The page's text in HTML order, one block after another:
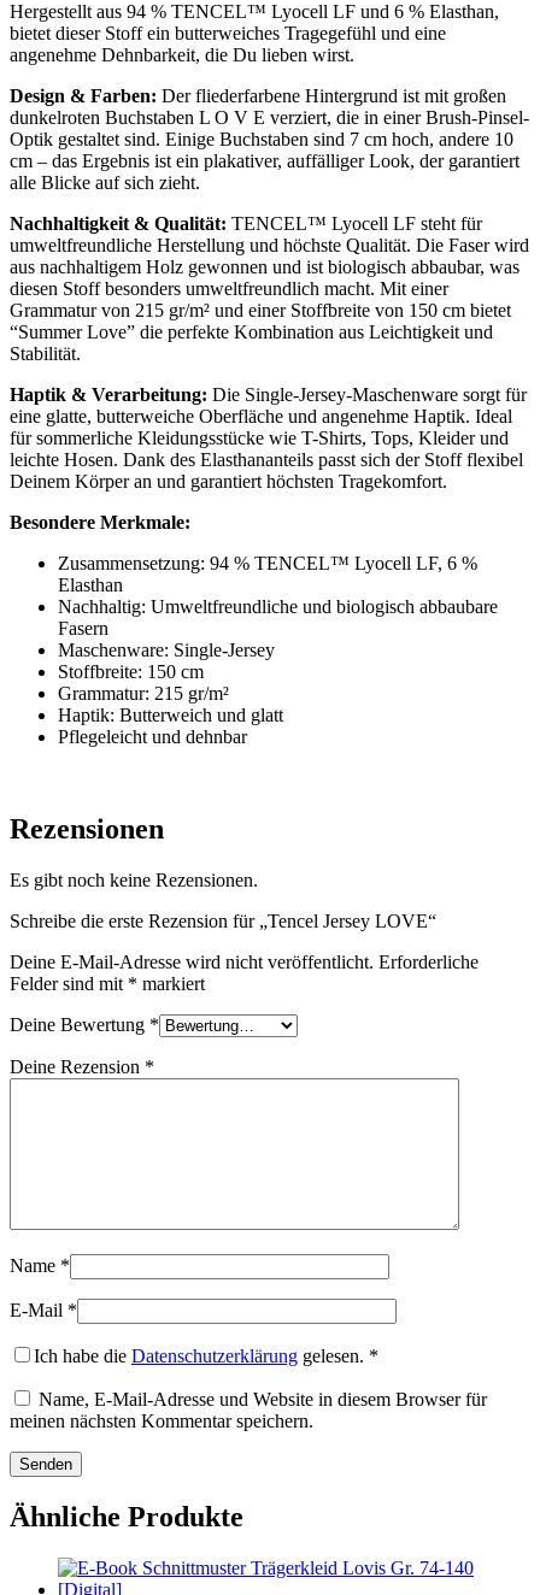
Hergestellt aus 94 % TENCEL™ Lyocell LF und 6 % Elasthan,
bietet dieser Stoff ein butterweiches Tragegefühl und eine
angenehme Dehnbarkeit, die Du lieben wirst.
Design & Farben: Der fliederfarbene Hintergrund ist mit großen
dunkelroten Buchstaben L O V E verziert, die in einer Brush-Pinsel-
Optik gestaltet sind. Einige Buchstaben sind 7 cm hoch, andere 10
cm – das Ergebnis ist ein plakativer, auffälliger Look, der garantiert
alle Blicke auf sich zieht.
Nachhaltigkeit & Qualität: TENCEL™ Lyocell LF steht für
umweltfreundliche Herstellung und höchste Qualität. Die Faser wird
aus nachhaltigem Holz gewonnen und ist biologisch abbaubar, was
diesen Stoff besonders umweltfreundlich macht. Mit einer
Grammatur von 215 gr/m² und einer Stoffbreite von 150 cm bietet
“Summer Love” die perfekte Kombination aus Leichtigkeit und
Stabilität.
Haptik & Verarbeitung: Die Single-Jersey-Maschenware sorgt für
eine glatte, butterweiche Oberfläche und angenehme Haptik. Ideal
für sommerliche Kleidungsstücke wie T-Shirts, Tops, Kleider und
leichte Hosen. Dank des Elasthananteils passt sich der Stoff flexibel
Deinem Körper an und garantiert höchsten Tragekomfort.
Besondere Merkmale:
Zusammensetzung: 94 % TENCEL™ Lyocell LF, 6 %
Elasthan
Nachhaltig: Umweltfreundliche und biologisch abbaubare
Fasern
Maschenware: Single-Jersey
Stoffbreite: 150 cm
Grammatur: 215 gr/m²
Haptik: Butterweich und glatt
Pflegeleicht und dehnbar
Rezensionen
Es gibt noch keine Rezensionen.
Schreibe die erste Rezension für „Tencel Jersey LOVE“
Deine E-Mail-Adresse wird nicht veröffentlicht. Erforderliche
Felder sind mit * markiert
Deine Bewertung *
Deine Rezension *
Name *
E-Mail *
Ich habe die Datenschutzerklärung gelesen. *
Name, E-Mail-Adresse und Website in diesem Browser für
meinen nächsten Kommentar speichern.
Ähnliche Produkte